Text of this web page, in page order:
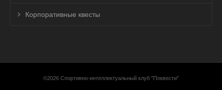
Корпоративные квесты
©2026 Спортивно-интеллектуальный клуб "Поквести"